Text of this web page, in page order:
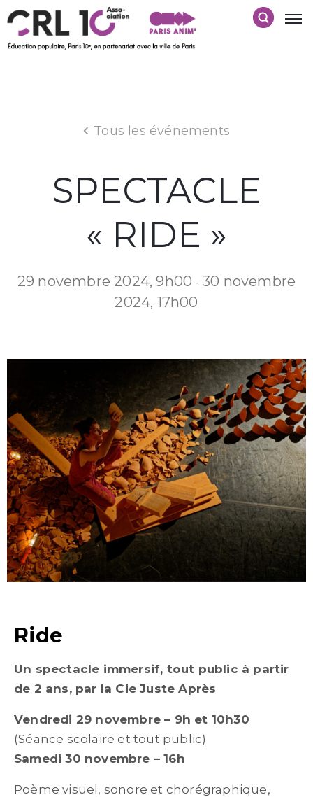
Tous les événements
SPECTACLE
« RIDE »
29 novembre 2024, 9h00 - 30 novembre
2024, 17h00
Ride
Un spectacle immersif, tout public à partir
de 2 ans, par la Cie Juste Après
Vendredi 29 novembre – 9h et 10h30
(Séance scolaire et tout public)
Samedi 30 novembre – 16h
Poème visuel, sonore et chorégraphique,